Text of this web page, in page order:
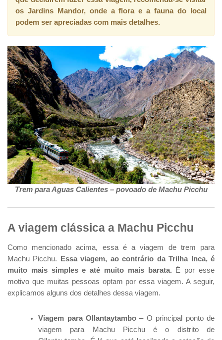
os Jardins Mandor, onde a flora e a fauna do local
podem ser apreciadas com mais detalhes.
Trem para Aguas Calientes – povoado de Machu Picchu
A viagem clássica a Machu Picchu
Como mencionado acima, essa é a viagem de trem para
Machu Picchu.
Essa viagem, ao contrário da Trilha Inca, é
muito mais simples e até muito mais barata. É por esse
motivo que muitas pessoas optam por essa viagem. A seguir,
explicamos alguns dos detalhes dessa viagem.
Viagem para Ollantaytambo – O principal ponto de
viagem para Machu Picchu é o distrito de